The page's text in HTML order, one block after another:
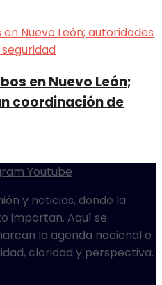
en Nuevo León;
coordinación de
Youtube
y noticias, donde la
importan. Aquí se
la agenda nacional e
claridad y perspectiva.